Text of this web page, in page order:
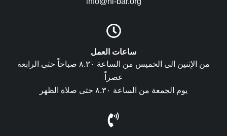
ساعات العمل
من الإثنين الى الخميس من الساعة ٨.٣٠ صباحاً حتى الرابعة
عصراً
يوم الجمعة من الساعة ٨.٣٠ حتى صلاة الظهر